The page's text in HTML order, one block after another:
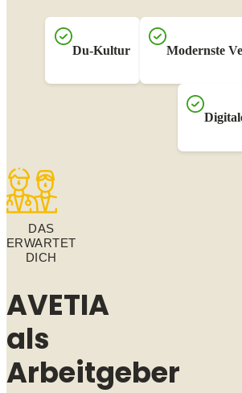
DAS
ERWARTET
DICH
AVETIA
als
Arbeitgeber
Du-Kultur Modernste